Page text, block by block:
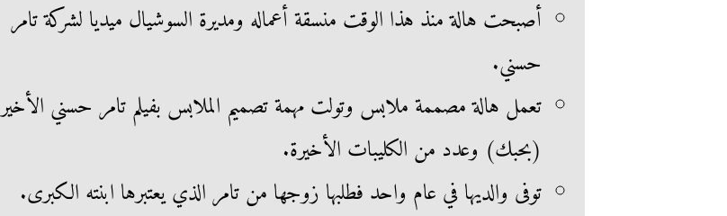
أصبحت هالة منذ هذا الوقت منسقة أعماله ومديرة السوشيال ميديا لشركة تامر
حسني.
تعمل هالة مصممة ملابس وتولت مهمة تصميم الملابس بفيلم تامر حسني الأخير
(بحبك) وعدد من الكليبات الأخيرة.
توفى والديها في عام واحد فطلبها زوجها من تامر الذي يعتبرها ابنته الكبرى.